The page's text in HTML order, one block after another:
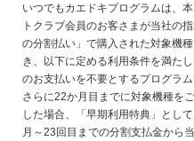
いつでもカエドキプログラムは、
トクラブ会員のお客さまが当社の
の分割払い」で購入された対象機
き、以下に定める利用条件を満た
のお支払いを不要とするプログラム
さらに22か月目までに対象機種を
した場合、「早期利用特典」とし
月～23回目までの分割支払金から